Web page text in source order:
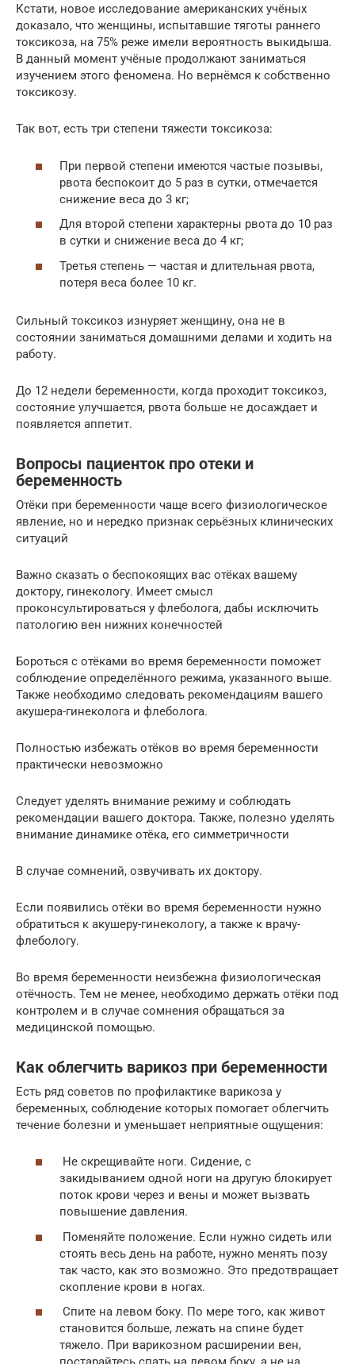
Кстати, новое исследование американских учёных
доказало, что женщины, испытавшие тяготы раннего
токсикоза, на 75% реже имели вероятность выкидыша.
В данный момент учёные продолжают заниматься
изучением этого феномена. Но вернёмся к собственно
токсикозу.
Так вот, есть три степени тяжести токсикоза:
При первой степени имеются частые позывы,
рвота беспокоит до 5 раз в сутки, отмечается
снижение веса до 3 кг;
Для второй степени характерны рвота до 10 раз
в сутки и снижение веса до 4 кг;
Третья степень — частая и длительная рвота,
потеря веса более 10 кг.
Сильный токсикоз изнуряет женщину, она не в
состоянии заниматься домашними делами и ходить на
работу.
До 12 недели беременности, когда проходит токсикоз,
состояние улучшается, рвота больше не досаждает и
появляется аппетит.
Вопросы пациенток про отеки и
беременность
Отёки при беременности чаще всего физиологическое
явление, но и нередко признак серьёзных клинических
ситуаций
Важно сказать о беспокоящих вас отёках вашему
доктору, гинекологу. Имеет смысл
проконсультироваться у флеболога, дабы исключить
патологию вен нижних конечностей
Бороться с отёками во время беременности поможет
соблюдение определённого режима, указанного выше.
Также необходимо следовать рекомендациям вашего
акушера-гинеколога и флеболога.
Полностью избежать отёков во время беременности
практически невозможно
Следует уделять внимание режиму и соблюдать
рекомендации вашего доктора. Также, полезно уделять
внимание динамике отёка, его симметричности
В случае сомнений, озвучивать их доктору.
Если появились отёки во время беременности нужно
обратиться к акушеру-гинекологу, а также к врачу-
флебологу.
Во время беременности неизбежна физиологическая
отёчность. Тем не менее, необходимо держать отёки под
контролем и в случае сомнения обращаться за
медицинской помощью.
Как облегчить варикоз при беременности
Есть ряд советов по профилактике варикоза у
беременных, соблюдение которых помогает облегчить
течение болезни и уменьшает неприятные ощущения:
Не скрещивайте ноги. Сидение, с
закидыванием одной ноги на другую блокирует
поток крови через и вены и может вызвать
повышение давления.
Поменяйте положение. Если нужно сидеть или
стоять весь день на работе, нужно менять позу
так часто, как это возможно. Это предотвращает
скопление крови в ногах.
Спите на левом боку. По мере того, как живот
становится больше, лежать на спине будет
тяжело. При варикозном расширении вен,